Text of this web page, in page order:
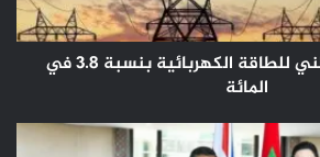
ارتفاع الإنتاج الوطني للطاقة الكهربائية بنسبة 3.8 في
المائة